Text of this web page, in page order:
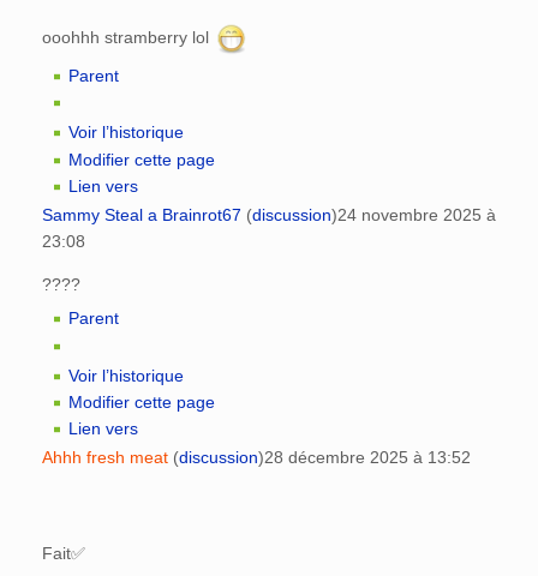
ooohhh stramberry lol
Parent
Voir l’historique
Modifier cette page
Lien vers
Sammy Steal a Brainrot67 (discussion)24 novembre 2025 à
23:08
????
Parent
Voir l’historique
Modifier cette page
Lien vers
Ahhh fresh meat (discussion)28 décembre 2025 à 13:52
Fait✅️